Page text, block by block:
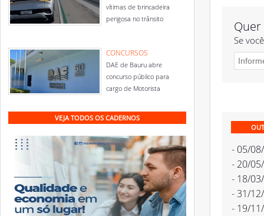
vítimas de brincadeira
perigosa no trânsito
CONCURSOS
DAE de Bauru abre
concurso público para
cargo de Motorista
VEJA TODOS OS CADERNOS
Se
- 05/
- 20/
- 18/
- 31/
- 19/